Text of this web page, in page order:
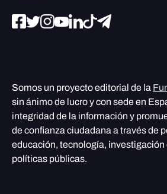
Somos un proyecto editorial de la
sin ánimo de lucro y con sede en
integridad de la información y
de confianza ciudadana a través de
educación, tecnología, investigación
políticas públicas.